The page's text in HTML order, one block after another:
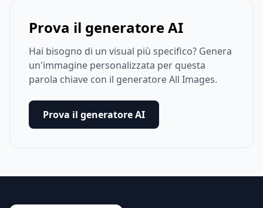
Prova il generatore AI
Hai bisogno di un visual più specifico? Genera
un'immagine personalizzata per questa
parola chiave con il generatore All Images.
Prova il generatore AI